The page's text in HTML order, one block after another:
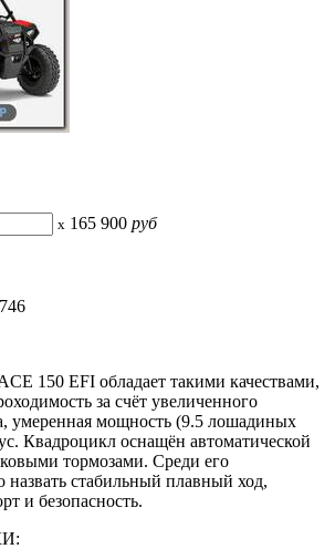
x 165 900 руб
150 EFI обладает такими качествами,
за счёт увеличенного
умеренная мощность (9.5 лошадиных
Квадроцикл оснащён автоматической
тормозами. Среди его
стабильный плавный ход,
и безопасность.